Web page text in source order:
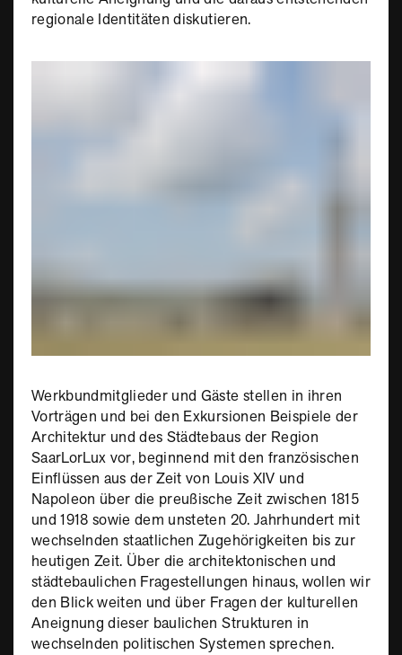
regionale Identitäten diskutieren.
Werkbundmitglieder und Gäste stellen in ihren
Vorträgen und bei den Exkursionen Beispiele der
Architektur und des Städtebaus der Region
SaarLorLux vor, beginnend mit den französischen
Einflüssen aus der Zeit von Louis XIV und
Napoleon über die preußische Zeit zwischen 1815
und 1918 sowie dem unsteten 20. Jahrhundert mit
wechselnden staatlichen Zugehörigkeiten bis zur
heutigen Zeit. Über die architektonischen und
städtebaulichen Fragestellungen hinaus, wollen wir
den Blick weiten und über Fragen der kulturellen
Aneignung dieser baulichen Strukturen in
wechselnden politischen Systemen sprechen.